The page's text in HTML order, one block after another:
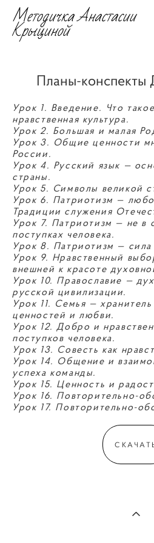
Методичка Анастасии
Крыциной
Планы-конспекты
Урок 1. Введение. Что
нравственная культура.
Урок 2. Большая и малая
Урок 3. Общие ценности
России.
Урок 4. Русский язык —
страны.
Урок 5. Символы великой
Урок 6. Патриотизм —
Традиции служения
Урок 7. Патриотизм — не в
поступках человека.
Урок 8. Патриотизм —
Урок 9. Нравственный
внешней к красоте
Урок 10. Православие —
русской цивилизации.
Урок 11. Семья —
ценностей и любви.
Урок 12. Добро и
поступков человека.
Урок 13. Совесть как
Урок 14. Общение и
успеха команды.
Урок 15. Ценность и
Урок 16. Повторительно-
Урок 17. Повторительно-